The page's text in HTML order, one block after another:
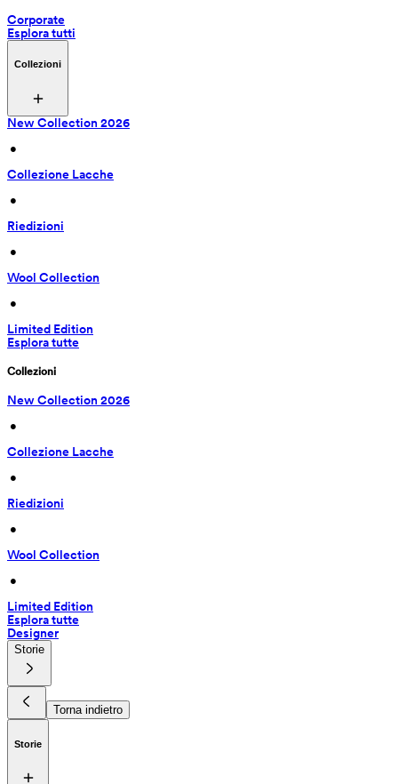
Corporate
Esplora tutti
Collezioni
New Collection 2026
•
Collezione Lacche
•
Riedizioni
•
Wool Collection
•
Limited Edition
Esplora tutte
Collezioni
New Collection 2026
•
Collezione Lacche
•
Riedizioni
•
Wool Collection
•
Limited Edition
Esplora tutte
Designer
Storie
Torna indietro
Storie